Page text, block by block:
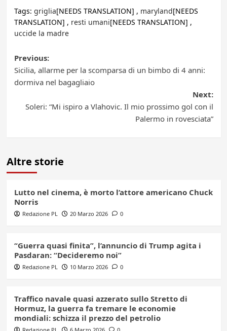
Tags: griglia[NEEDS TRANSLATION] , maryland[NEEDS
TRANSLATION] , resti umani[NEEDS TRANSLATION] ,
uccide la madre
Post
navigation
Previous:
Sicilia, allarme per la scomparsa di un bimbo di 4 anni:
dormiva nel bagagliaio
Next:
Soleri: “Mi ispiro a Vlahovic. Il mio prossimo gol con il
Palermo in rovesciata”
Altre storie
Lutto nel cinema, è morto l’attore americano Chuck
Norris
Redazione PL 20 Marzo 2026 0
“Guerra quasi finita”, l’annuncio di Trump agita i
Pasdaran: “Decideremo noi”
Redazione PL 10 Marzo 2026 0
Traffico navale quasi azzerato sullo Stretto di
Hormuz, la guerra fa tremare le economie
mondiali: schizza il prezzo del petrolio